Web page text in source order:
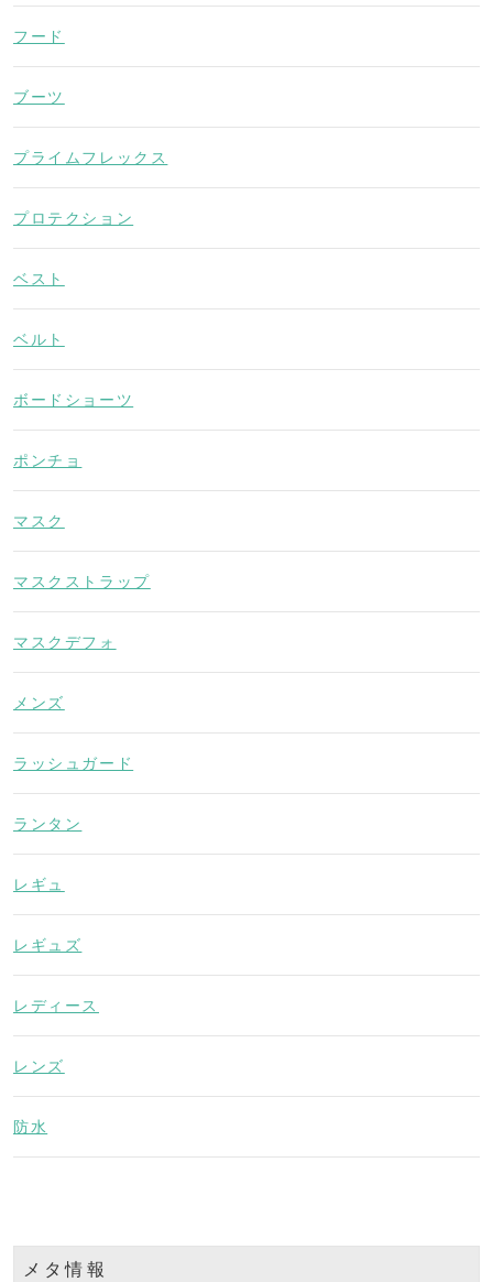
フード
ブーツ
プライムフレックス
プロテクション
ベスト
ベルト
ボードショーツ
ポンチョ
マスク
マスクストラップ
マスクデフォ
メンズ
ラッシュガード
ランタン
レギュ
レギュズ
レディース
レンズ
防水
メタ情報